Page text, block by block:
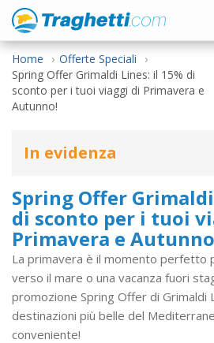
Home
Offerte Speciali
Spring Offer Grimaldi Lines: il 15% di
sconto per i tuoi viaggi di Primavera e
Autunno!
In evidenza
Spring Offer
di sconto per i tuoi
Primavera e
La primavera è il momento perfetto
verso il mare o una vacanza fuori
promozione Spring Offer di Grimaldi
destinazioni più belle del
conveniente!